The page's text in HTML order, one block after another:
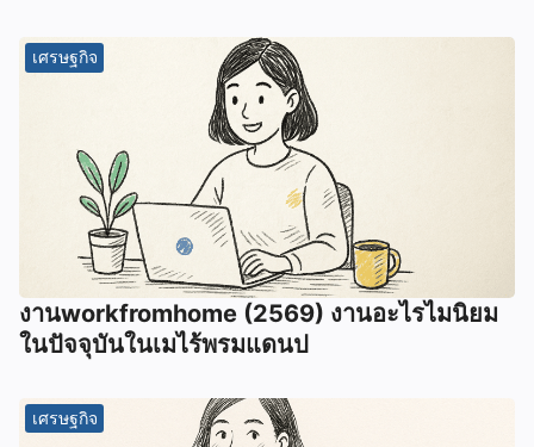
เศรษฐกิจ
งานworkfromhome (2569) งานอะไรไมนิยม
ในปัจจุบันในเมไร้พรมแดนป
เศรษฐกิจ